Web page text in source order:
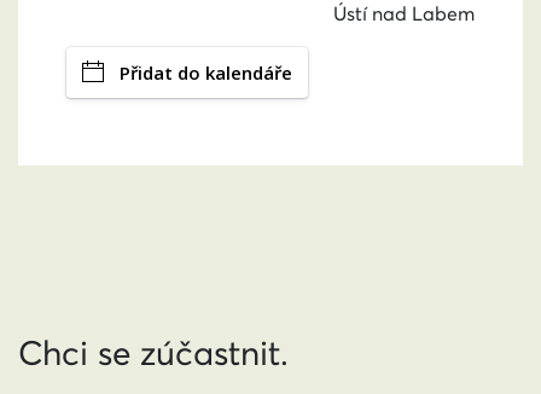
Ústí nad Labem
Přidat do kalendáře
Chci se zúčastnit.